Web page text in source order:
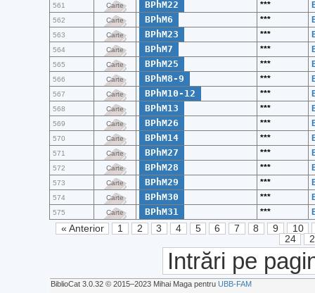
561 Carte BPhM22 ***
562 Carte BPhM6 ***
563 Carte BPhM23 ***
564 Carte BPhM7 ***
565 Carte BPhM25 ***
566 Carte BPhM8-9 ***
567 Carte BPhM10-12 ***
568 Carte BPhM13 ***
569 Carte BPhM26 ***
570 Carte BPhM14 ***
571 Carte BPhM27 ***
572 Carte BPhM28 ***
573 Carte BPhM29 ***
574 Carte BPhM30 ***
575 Carte BPhM31 ***
« Anterior 1 2 3 4 5 6 7 8 9
10
24
Intrări pe
BiblioCat 3.0.32 © 2015‒2023 Mihai Maga pentru UBB-FAM